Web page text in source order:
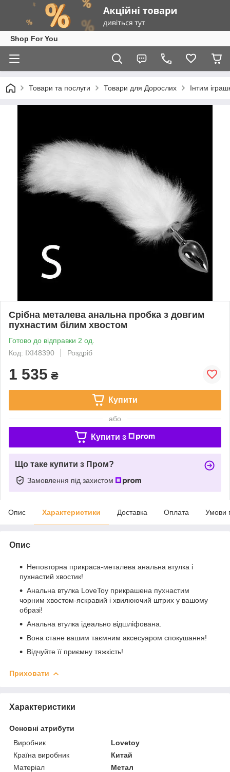
Shop For You
Товари та послуги Товари для Дорослих Інтим
Срібна металева анальна пробка з довгим
пухнастим білим хвостом
Готово до відправки 2 од.
Код: IXI48390
Роздріб
1 535 ₴
Купити
або
Купити з
Що таке купити з Пром?
Замовлення під захистом
Опис Характеристики Доставка Оплата Умови
Опис
Неповторна прикраса-металева анальна втулка і
пухнастий хвостик!
Анальна втулка LoveToy прикрашена пухнастим
чорним хвостом-яскравий і хвилюючий штрих у вашому
образі!
Анальна втулка ідеально відшліфована.
Вона стане вашим таємним аксесуаром спокушання!
Відчуйте її приємну тяжкість!
Приховати
Характеристики
Основні атрибути
Виробник
Lovetoy
Країна виробник
Китай
Матеріал
Метал